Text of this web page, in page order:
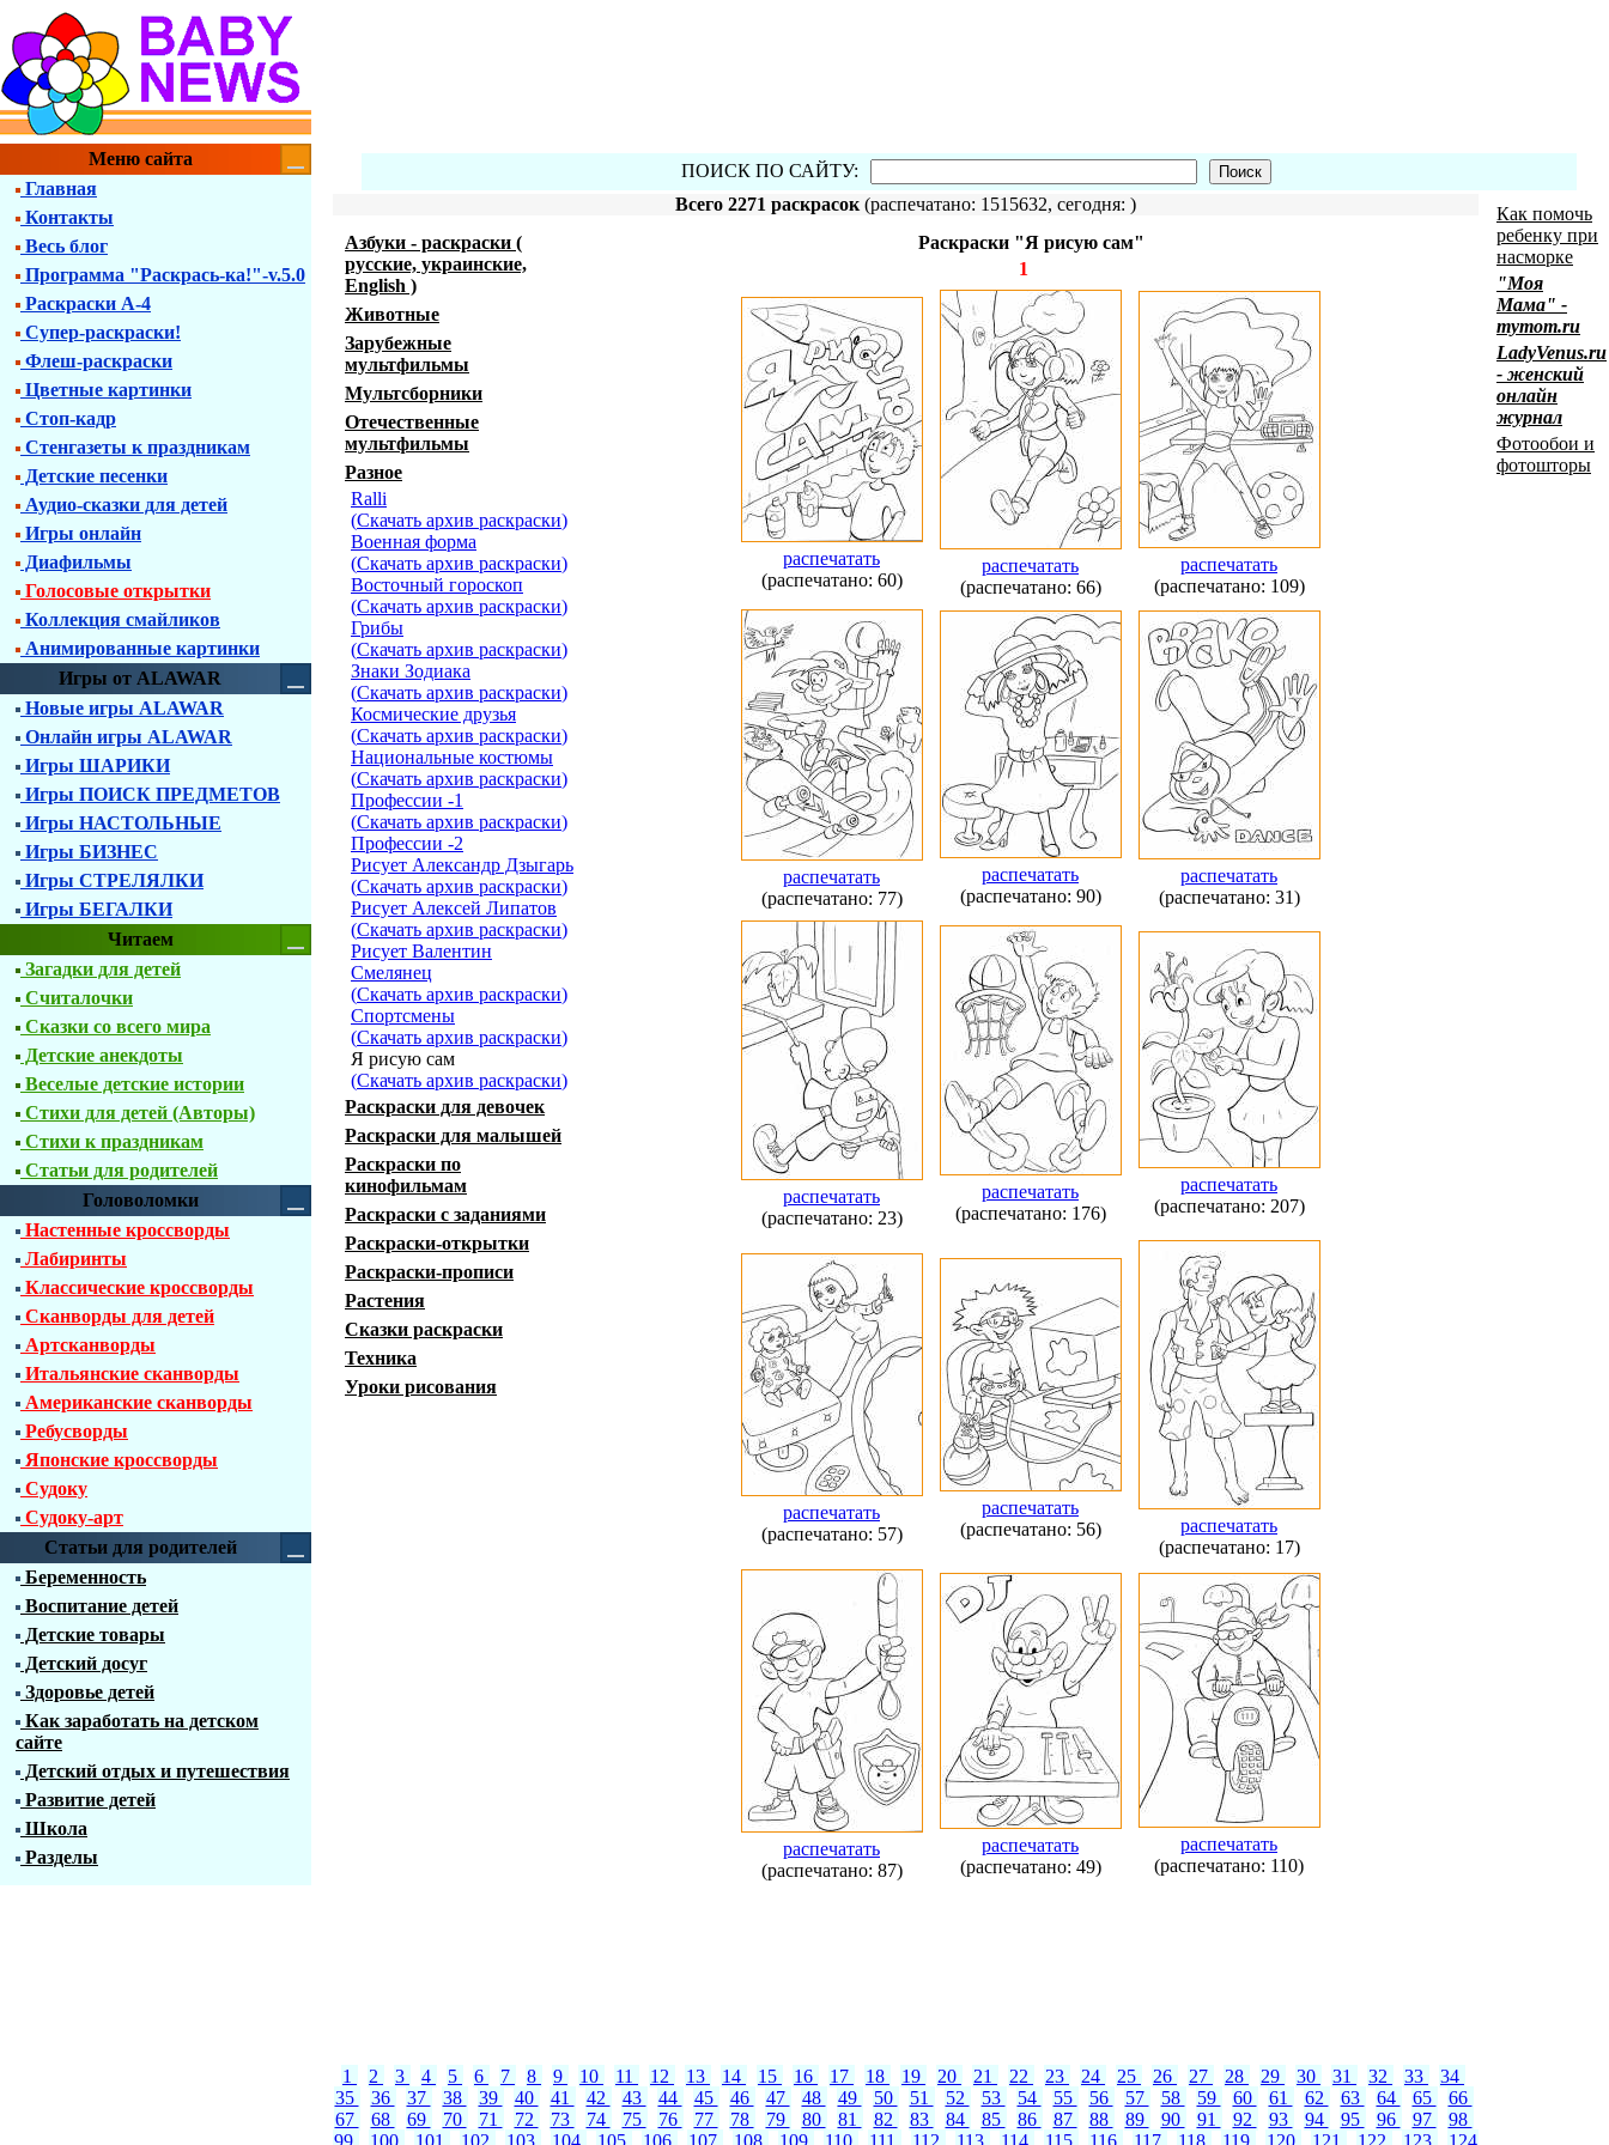
Меню сайта
Главная
Контакты
Весь блог
Программа "Раскрась-ка!"-v.5.0
Раскраски А-4
Супер-раскраски!
Флеш-раскраски
Цветные картинки
Стоп-кадр
Стенгазеты к праздникам
Детские песенки
Аудио-сказки для детей
Игры онлайн
Диафильмы
Голосовые открытки
Коллекция смайликов
Анимированные картинки
Игры от ALAWAR
Новые игры ALAWAR
Онлайн игры ALAWAR
Игры ШАРИКИ
Игры ПОИСК ПРЕДМЕТОВ
Игры НАСТОЛЬНЫЕ
Игры БИЗНЕС
Игры СТРЕЛЯЛКИ
Игры БЕГАЛКИ
Читаем
Загадки для детей
Считалочки
Сказки со всего мира
Детские анекдоты
Веселые детские истории
Стихи для детей (Авторы)
Стихи к праздникам
Статьи для родителей
Головоломки
Настенные кроссворды
Лабиринты
Классические кроссворды
Сканворды для детей
Артсканворды
Итальянские сканворды
Американские сканворды
Ребусворды
Японские кроссворды
Судоку
Судоку-арт
Статьи для родителей
Беременность
Воспитание детей
Детские товары
Детский досуг
Здоровье детей
Как заработать на детском
сайте
Детский отдых и путешествия
Развитие детей
Школа
Разделы
ПОИСК ПО САЙТУ:
Всего 2271 раскрасок (распечатано: 1515632, сегодня: )
Азбуки - раскраски (
русские, украинские,
English )
Животные
Зарубежные
мультфильмы
Мультсборники
Отечественные
мультфильмы
Разное
Ralli
(Скачать архив раскраски)
Военная форма
(Скачать архив раскраски)
Восточный гороскоп
(Скачать архив раскраски)
Грибы
(Скачать архив раскраски)
Знаки Зодиака
(Скачать архив раскраски)
Космические друзья
(Скачать архив раскраски)
Национальные костюмы
(Скачать архив раскраски)
Профессии -1
(Скачать архив раскраски)
Профессии -2
Рисует Александр Дзыгарь
(Скачать архив раскраски)
Рисует Алексей Липатов
(Скачать архив раскраски)
Рисует Валентин
Смелянец
(Скачать архив раскраски)
Спортсмены
(Скачать архив раскраски)
Я рисую сам
(Скачать архив раскраски)
Раскраски для девочек
Раскраски для малышей
Раскраски по
кинофильмам
Раскраски с заданиями
Раскраски-открытки
Раскраски-прописи
Растения
Сказки раскраски
Техника
Уроки рисования
Раскраски "Я рисую сам"
1
распечатать
(распечатано: 60)
распечатать
(распечатано: 66)
распечатать
(распечатано: 109)
распечатать
(распечатано: 77)
распечатать
(распечатано: 90)
распечатать
(распечатано: 31)
распечатать
(распечатано: 23)
распечатать
(распечатано: 176)
распечатать
(распечатано: 207)
распечатать
(распечатано: 57)
распечатать
(распечатано: 56)
распечатать
(распечатано: 17)
распечатать
(распечатано: 87)
распечатать
(распечатано: 49)
распечатать
(распечатано: 110)
1 2 3 4 5 6 7 8 9 10 11 12 13 14 15 16 17 18 19 20 21 22 23 24 25 26 27 28 29 30 31 32 33
34
35
36 37 38 39 40 41 42 43 44 45 46 47 48 49 50 51 52 53 54 55 56 57 58 59 60 61 62 63 64 65
66
67
68 69 70 71 72 73 74 75 76 77 78 79 80 81 82 83 84 85 86 87 88 89 90 91 92 93 94 95 96 97
98
99
100 101 102 103 104 105 106 107 108 109 110 111 112 113 114 115 116 117 118 119 120 121 122 123 124
Как помочь
ребенку при
насморке
"Моя
Мама" -
mymom.ru
LadyVenus.ru
- женский
онлайн
журнал
Фотообои и
фотошторы